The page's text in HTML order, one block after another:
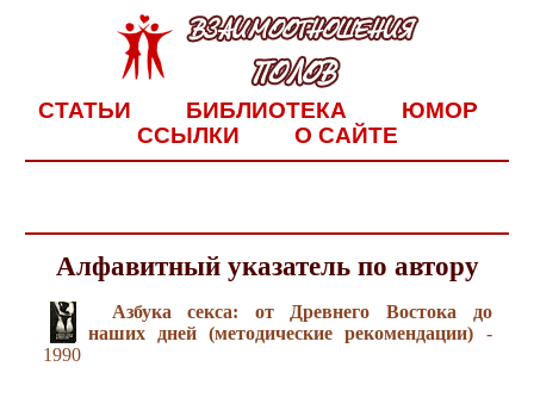
СТАТЬИ БИБЛИОТЕКА
ЮМОР
ССЫЛКИ
О САЙТЕ
Алфавитный указатель по автору
Азбука секса: от Древнего Востока до
наших дней (методические рекомендации) -
1990